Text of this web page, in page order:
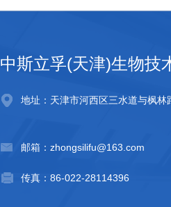
中斯立孚(天津)生物技
地址：天津市河西区三水道与枫林
邮箱：zhongsilifu@163.com
传真：86-022-28114396